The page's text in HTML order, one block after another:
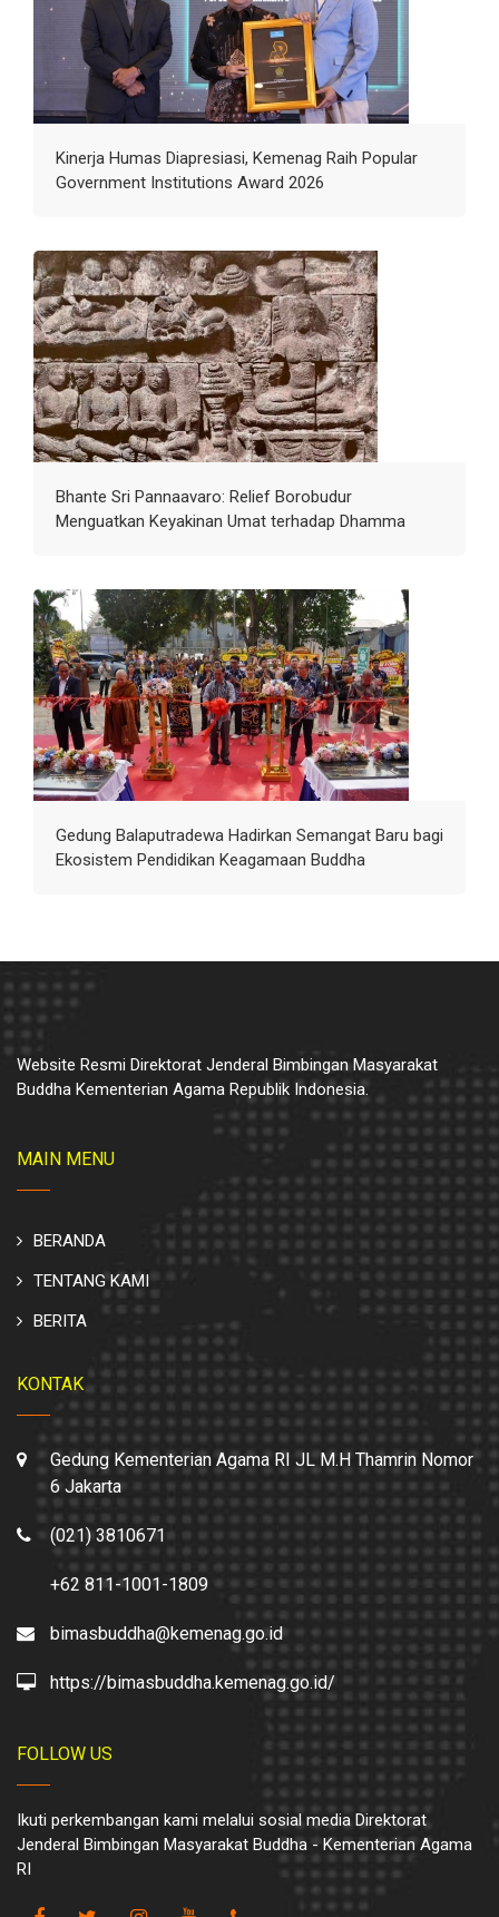
Kinerja Humas Diapresiasi, Kemenag Raih Popular
Government Institutions Award 2026
Bhante Sri Pannaavaro: Relief Borobudur
Menguatkan Keyakinan Umat terhadap Dhamma
Gedung Balaputradewa Hadirkan Semangat Baru bagi
Ekosistem Pendidikan Keagamaan Buddha
Website Resmi Direktorat Jenderal Bimbingan Masyarakat
Buddha Kementerian Agama Republik Indonesia.
MAIN MENU
BERANDA
TENTANG KAMI
BERITA
KONTAK
Gedung Kementerian Agama RI JL M.H Thamrin Nomor
6 Jakarta
(021) 3810671
+62 811-1001-1809
bimasbuddha@kemenag.go.id
https://bimasbuddha.kemenag.go.id/
FOLLOW US
Ikuti perkembangan kami melalui sosial media Direktorat
Jenderal Bimbingan Masyarakat Buddha - Kementerian Agama
RI